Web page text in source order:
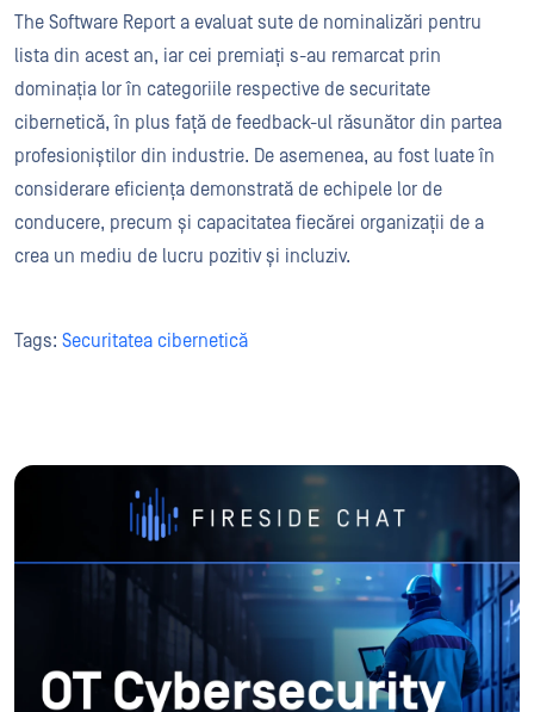
The Software Report a evaluat sute de nominalizări pentru
lista din acest an, iar cei premiați s-au remarcat prin
dominația lor în categoriile respective de securitate
cibernetică, în plus față de feedback-ul răsunător din partea
profesioniștilor din industrie. De asemenea, au fost luate în
considerare eficiența demonstrată de echipele lor de
conducere, precum și capacitatea fiecărei organizații de a
crea un mediu de lucru pozitiv și incluziv.
Tags: Securitatea cibernetică